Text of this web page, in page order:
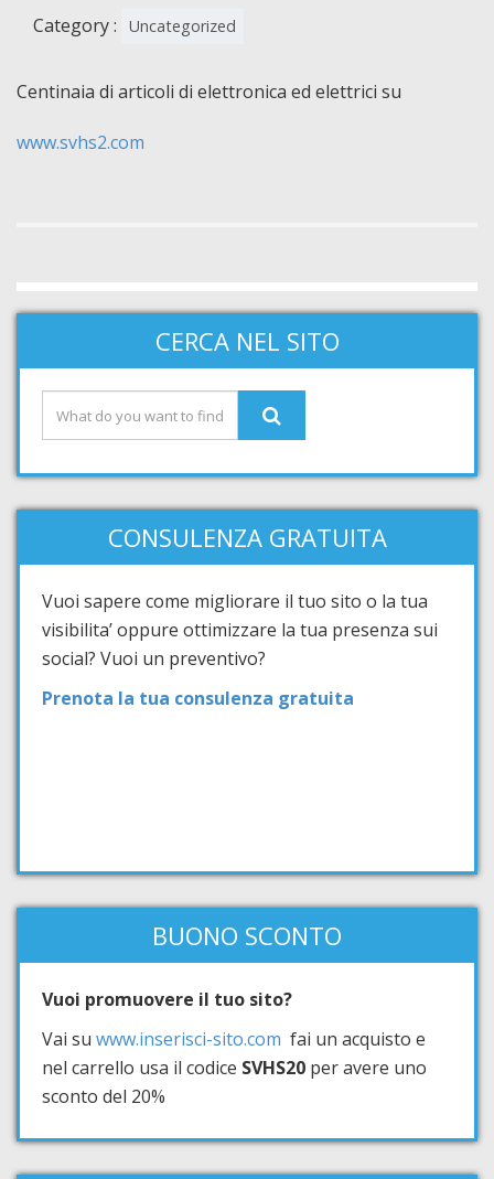
Category : Uncategorized
Centinaia di articoli di elettronica ed elettrici su
www.svhs2.com
CERCA NEL SITO
CONSULENZA GRATUITA
Vuoi sapere come migliorare il tuo sito o la tua
visibilita’ oppure ottimizzare la tua presenza sui
social? Vuoi un preventivo?
Prenota la tua consulenza gratuita
BUONO SCONTO
Vuoi promuovere il tuo sito?
Vai su www.inserisci-sito.com fai un acquisto e
nel carrello usa il codice SVHS20 per avere uno
sconto del 20%